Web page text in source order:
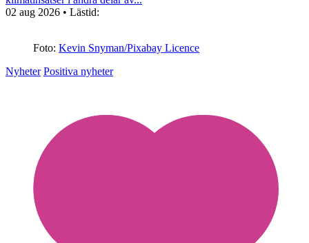
02 aug 2026 • Lästid:
Foto: Kevin Snyman/Pixabay Licence
Nyheter Positiva nyheter